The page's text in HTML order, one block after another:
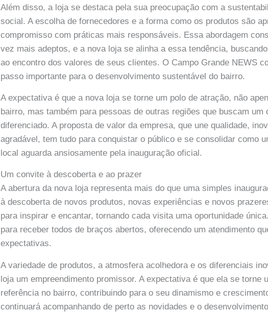
Além disso, a loja se destaca pela sua preocupação com a
social. A escolha de fornecedores e a forma como os produtos são
compromisso com práticas mais responsáveis. Essa abordagem
vez mais adeptos, e a nova loja se alinha a essa tendência,
ao encontro dos valores de seus clientes. O Campo Grande NEWS
passo importante para o desenvolvimento sustentável do bairro.
A expectativa é que a nova loja se torne um polo de atração, não
bairro, mas também para pessoas de outras regiões que buscam um
diferenciado. A proposta de valor da empresa, que une qualidade,
agradável, tem tudo para conquistar o público e se consolidar como
local aguarda ansiosamente pela inauguração oficial.
Um convite à descoberta e ao prazer
A abertura da nova loja representa mais do que uma simples
à descoberta de novos produtos, novas experiências e novos
para inspirar e encantar, tornando cada visita uma oportunidade
para receber todos de braços abertos, oferecendo um atendimento
expectativas.
A variedade de produtos, a atmosfera acolhedora e os diferenciais
loja um empreendimento promissor. A expectativa é que ela se torne
referência no bairro, contribuindo para o seu dinamismo e
continuará acompanhando de perto as novidades e o